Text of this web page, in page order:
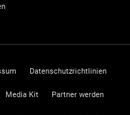
Datenschutzrichtlinien
Media Kit Partner werden